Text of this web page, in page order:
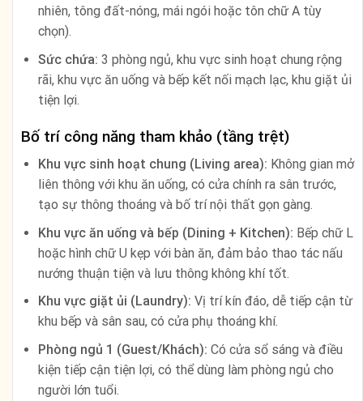
nhiên, tông đất-nóng, mái ngói hoặc tôn chữ A tùy
chọn).
Sức chứa: 3 phòng ngủ, khu vực sinh hoạt chung rộng
rãi, khu vực ăn uống và bếp kết nối mạch lạc, khu giặt ủi
tiện lợi.
Bố trí công năng tham khảo (tầng trệt)
Khu vực sinh hoạt chung (Living area): Không gian mở
liên thông với khu ăn uống, có cửa chính ra sân trước,
tạo sự thông thoáng và bố trí nội thất gọn gàng.
Khu vực ăn uống và bếp (Dining + Kitchen): Bếp chữ L
hoặc hình chữ U kẹp với bàn ăn, đảm bảo thao tác nấu
nướng thuận tiện và lưu thông không khí tốt.
Khu vực giặt ủi (Laundry): Vị trí kín đáo, dễ tiếp cận từ
khu bếp và sân sau, có cửa phụ thoáng khí.
Phòng ngủ 1 (Guest/Khách): Có cửa sổ sáng và điều
kiện tiếp cận tiện lợi, có thể dùng làm phòng ngủ cho
người lớn tuổi.